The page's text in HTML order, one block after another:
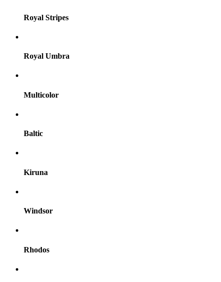
Royal Stripes
Royal Umbra
Multicolor
Baltic
Kiruna
Windsor
Rhodos